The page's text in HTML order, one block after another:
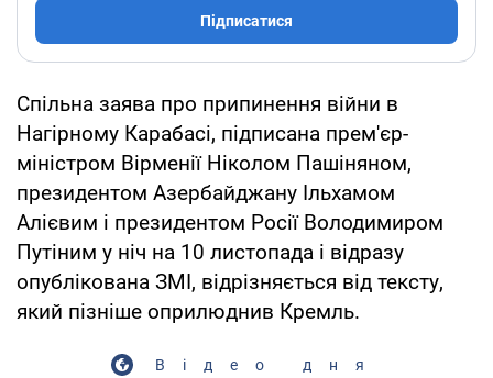
Підписатися
Спільна заява про припинення війни в
Нагірному Карабасі, підписана прем'єр-
міністром Вірменії Ніколом Пашіняном,
президентом Азербайджану Ільхамом
Алієвим і президентом Росії Володимиром
Путіним у ніч на 10 листопада і відразу
опублікована ЗМІ, відрізняється від тексту,
який пізніше оприлюднив Кремль.
Відео дня